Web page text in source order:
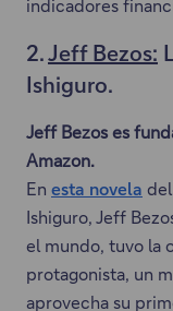
l
a
c
s
e
a
b
r
i
r
indicadores
2.Jeff Bezos:
Ishiguro.
Jeff Bezos es
Amazon.
En esta novela
E
s
t
e
Ishiguro, Jeff
el mundo, tuvo la
protagonista, un
aprovecha su